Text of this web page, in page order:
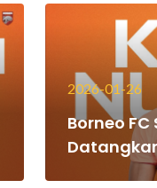
2026-01-26
Borneo